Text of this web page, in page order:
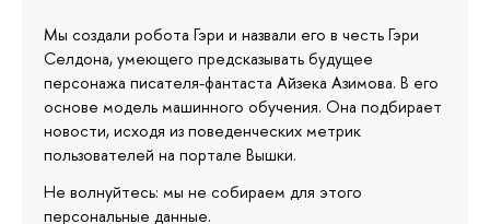
Мы создали робота Гэри и назвали его в честь Гэри
Селдона, умеющего предсказывать будущее
персонажа писателя-фантаста Айзека Азимова. В его
основе модель машинного обучения. Она подбирает
новости, исходя из поведенческих метрик
пользователей на портале Вышки.
Не волнуйтесь: мы не собираем для этого
персональные данные.